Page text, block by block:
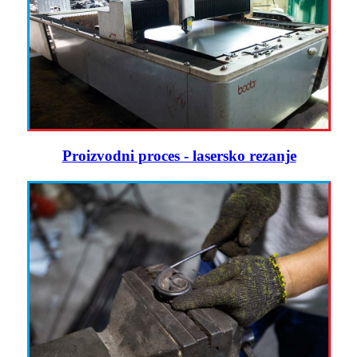
Proizvodni proces - lasersko rezanje